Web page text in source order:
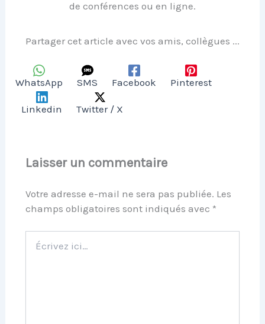
de conférences ou en ligne.
Partager cet article avec vos amis, collègues ...
WhatsApp SMS Facebook Pinterest
Linkedin Twitter / X
Laisser un commentaire
Votre adresse e-mail ne sera pas publiée. Les
champs obligatoires sont indiqués avec *
ici…